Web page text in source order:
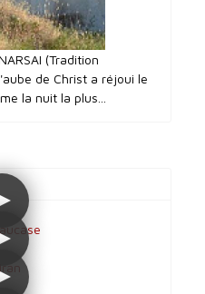
(Tradition
de Christ a réjoui le
la nuit la plus...